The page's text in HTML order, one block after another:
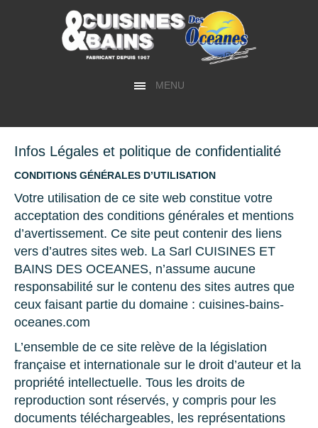
MENU
Infos Légales et politique de confidentialité
CONDITIONS GÉNÉRALES D’UTILISATION
Votre utilisation de ce site web constitue votre
acceptation des conditions générales et mentions
d’avertissement. Ce site peut contenir des liens
vers d’autres sites web. La Sarl CUISINES ET
BAINS DES OCEANES, n’assume aucune
responsabilité sur le contenu des sites autres que
ceux faisant partie du domaine : cuisines-bains-
oceanes.com
L’ensemble de ce site relève de la législation
française et internationale sur le droit d’auteur et la
propriété intellectuelle. Tous les droits de
reproduction sont réservés, y compris pour les
documents téléchargeables, les représentations